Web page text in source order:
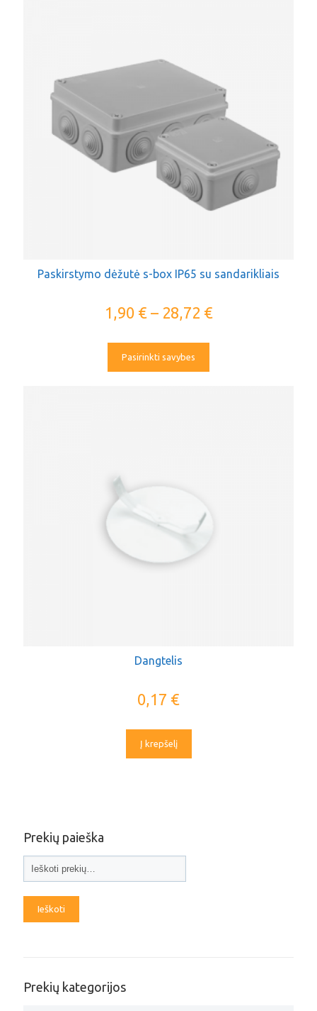
Paskirstymo dėžutė s-box IP65 su sandarikliais
1,90 € – 28,72 €
Pasirinkti savybes
Dangtelis
0,17 €
Į krepšelį
Prekių paieška
Ieškoti
Prekių kategorijos